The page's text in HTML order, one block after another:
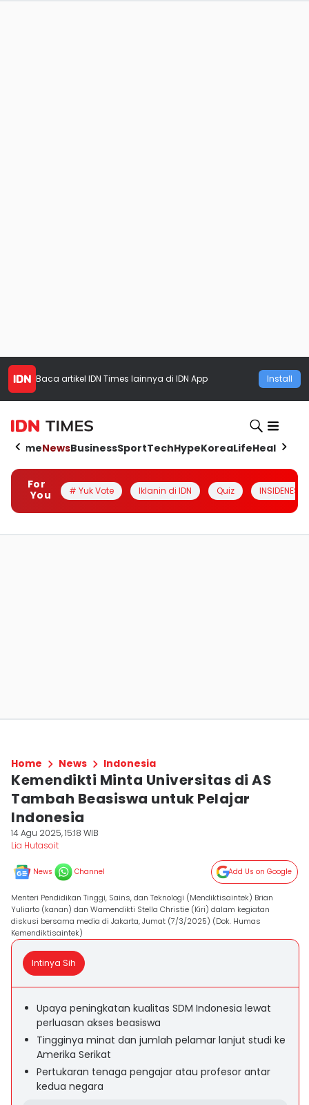
Baca artikel IDN Times lainnya di IDN App Install
HomeNewsBusinessSportTechHypeKoreaLifeHealth
For
You
# Yuk Vote Iklanin di IDN Quiz INSIDENESIA
Home News Indonesia
Kemendikti Minta Universitas di AS
Tambah Beasiswa untuk Pelajar
Indonesia
14 Agu 2025, 15:18 WIB
Lia Hutasoit
News Channel Add Us on Google
Menteri Pendidikan Tinggi, Sains, dan Teknologi (Mendiktisaintek) Brian
Yuliarto (kanan) dan Wamendikti Stella Christie (Kiri) dalam kegiatan
diskusi bersama media di Jakarta, Jumat (7/3/2025) (Dok. Humas
Kemendiktisaintek)
Intinya Sih
Upaya peningkatan kualitas SDM Indonesia lewat
perluasan akses beasiswa
Tingginya minat dan jumlah pelamar lanjut studi ke
Amerika Serikat
Pertukaran tenaga pengajar atau profesor antar
kedua negara